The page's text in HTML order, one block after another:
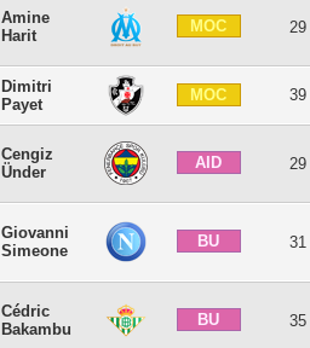
Amine
Harit
MOC 29
Dimitri
Payet
MOC 39
Cengiz
Ünder
AID 29
Giovanni
Simeone
BU 31
Cédric
Bakambu
BU 35